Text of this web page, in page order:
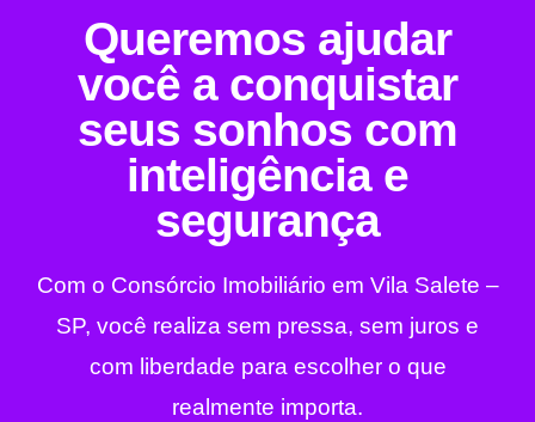
Queremos ajudar
você a conquistar
seus sonhos com
inteligência e
segurança
Com o Consórcio Imobiliário em Vila Salete –
SP, você realiza sem pressa, sem juros e
com liberdade para escolher o que
realmente importa.